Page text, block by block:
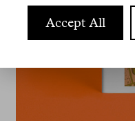
Accept All